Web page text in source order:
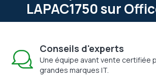
LAPAC1750 sur
Conseils d'experts
Une équipe avant vente certifiée
grandes marques IT.